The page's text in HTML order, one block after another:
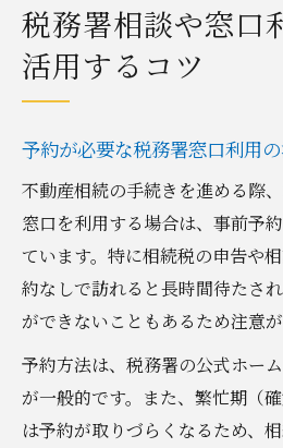
税務署相談や窓口
活用するコツ
予約が必要な税務署窓口利用
不動産相続の手続きを進める際
窓口を利用する場合は、事前予
ています。特に相続税の申告や
約なしで訪れると長時間待たさ
ができないこともあるため注意が
予約方法は、税務署の公式ホー
が一般的です。また、繁忙期（
は予約が取りづらくなるため、